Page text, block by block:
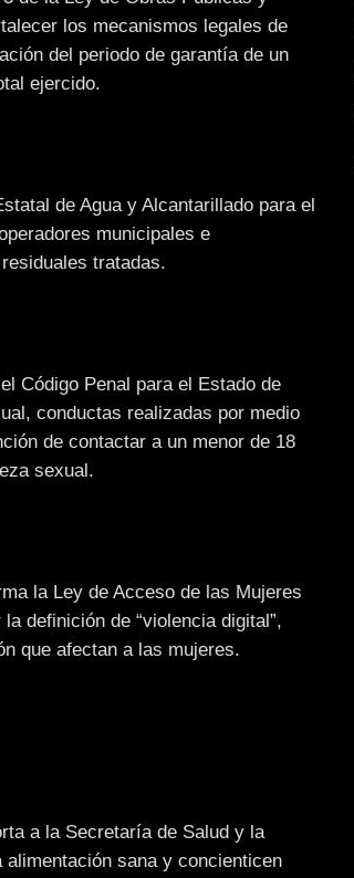
los mecanismos legales de
del periodo de garantía de un
ejercido.
de Agua y Alcantarillado para el
municipales e
tratadas.
Código Penal para el Estado de
conductas realizadas por medio
de contactar a un menor de 18
sexual.
la Ley de Acceso de las Mujeres
definición de “violencia digital”,
que afectan a las mujeres.
a la Secretaría de Salud y la
sana y concienticen